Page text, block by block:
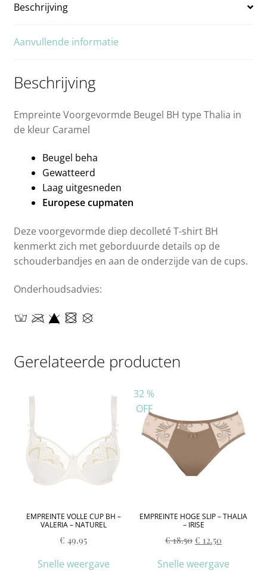
Beschrijving
Aanvullende informatie
Beschrijving
Empreinte Voorgevormde Beugel BH type Thalia in
de kleur Caramel
Beugel beha
Gewatteerd
Laag uitgesneden
Europese cupmaten
Deze voorgevormde diep decolleté T-shirt BH
kenmerkt zich met geborduurde details op de
schouderbandjes en aan de onderzijde van de cups.
Onderhoudsadvies:
Gerelateerde producten
EMPREINTE VOLLE CUP BH –
VALERIA – NATUREL
€ 49.95
Snelle weergave
EMPREINTE HOGE SLIP – THALIA
– IRISE
32 %
OFF
€18.50 € 12.50
Snelle weergave